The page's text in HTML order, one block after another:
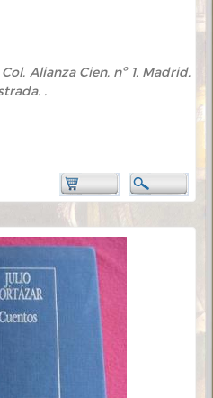
Alianza Cien, nº 1. Madrid.
.